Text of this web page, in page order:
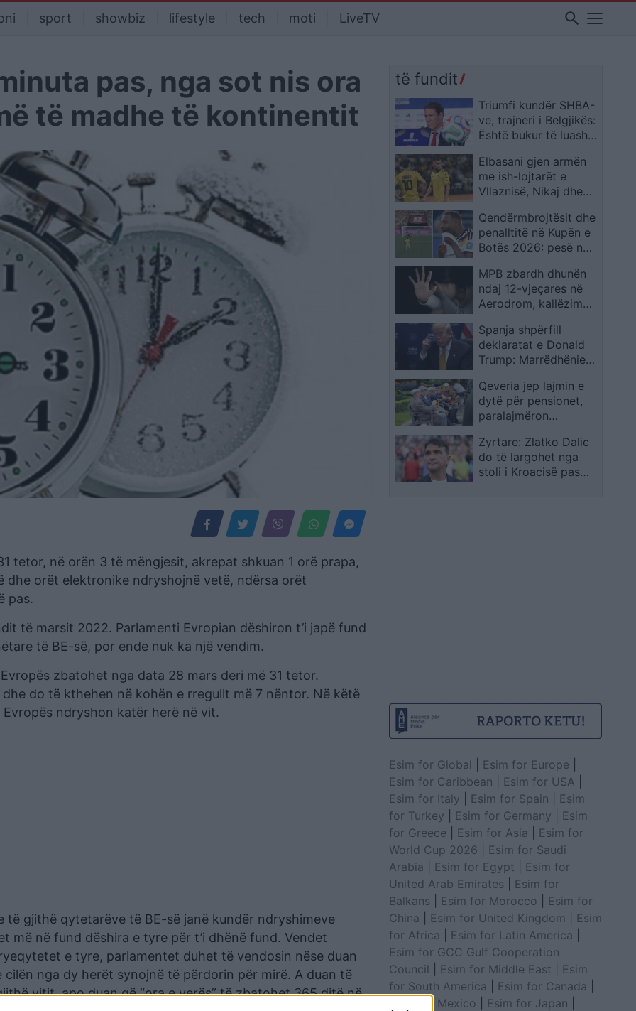
sport showbiz lifestyle tech moti LiveTV search
pas, nga sot nis ora
të madhe të kontinentit
tetor, në orën 3 të mëngjesit, akrepat shkuan 1 orë prapa,
dhe orët elektronike ndryshojnë vetë, ndërsa orët
pas.
të marsit 2022. Parlamenti Evropian dëshiron t’i japë fund
të BE-së, por ende nuk ka një vendim.
zbatohet nga data 28 mars deri më 31 tetor.
do të kthehen në kohën e rregullt më 7 nëntor. Në këtë
ndryshon katër herë në vit.
të gjithë qytetarëve të BE-së janë kundër ndryshimeve
më në fund dëshira e tyre për t’i dhënë fund. Vendet
e tyre, parlamentet duhet të vendosin nëse duan
nga dy herët synojnë të përdorin për mirë. A duan të
vitit, apo duan që “ora e verës” të zbatohet 365 ditë në
të fundit
Triumfi kundër SHBA-
ve, trajneri i Belgjikës:
Është bukur të luash
nuk duhet të ndalemi
me kaq
Elbasani gjen armën
me ish-lojtarët e
Vllaznisë, Nikaj dhe
Borisov
Qendërmbrojtësit dhe
penalltitë në Kupën e
Botës 2026: pesë nga
njëjtin skenar
MPB zbardh dhunën
ndaj 12-vjeçares në
Aerodrom, kallëzim
prindërit e tyre
Spanja shpërfill
deklaratat e Donald
Trump: Marrëdhëniet
të shkëlqyera
Qeveria jep lajmin e
dytë për pensionet,
paralajmëron
eksperti i ekonomisë
tregon…
Zyrtare: Zlatko Dalic
do të largohet nga
stoli i Kroacisë pas
Esim for Global Esim for Europe
Esim for Caribbean
Esim for USA
Esim for Italy
Esim for Spain
Esim
for Turkey
Esim for Germany
Esim
for Greece
Esim for Asia
Esim for
World Cup 2026
Esim for Saudi
Arabia
Esim for Egypt
Esim for
United Arab Emirates
Esim for
Balkans
Esim for Morocco
Esim for
China
Esim for United Kingdom
Esim
for Africa
Esim for Latin America
Esim for GCC Gulf Cooperation
Council
Esim for Middle East
Esim
for South America
Esim for Canada
Esim for Mexico
Esim for Japan